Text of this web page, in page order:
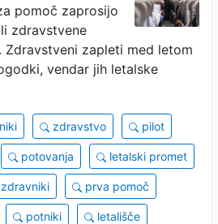
pomoč zaprosijo
zdravstvene
Zdravstveni zapleti med letom
vendar jih letalske
zdravstvo pilot
potovanja letalski promet
zdravniki prva pomoč
potniki letališče